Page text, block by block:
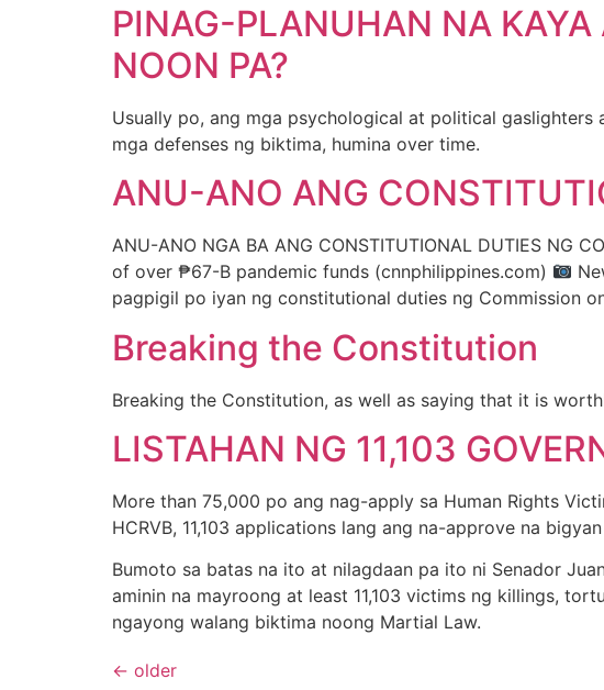
PINAG-PLANUHAN NA
NOON PA?
Usually po, ang mga psychological at political
mga defenses ng biktima, humina over time.
ANU-ANO ANG
ANU-ANO NGA BA ANG CONSTITUTIONAL DUTIES NG
of over ₱67-B pandemic funds (cnnphilippines.com)
pagpigil po iyan ng constitutional duties ng Commission
Breaking the Constitution
Breaking the Constitution, as well as saying that it is
LISTAHAN NG 11,103
More than 75,000 po ang nag-apply sa Human Rights
HCRVB, 11,103 applications lang ang na-approve na
Bumoto sa batas na ito at nilagdaan pa ito ni Senador
aminin na mayroong at least 11,103 victims ng killings,
ngayong walang biktima noong Martial Law.
← older